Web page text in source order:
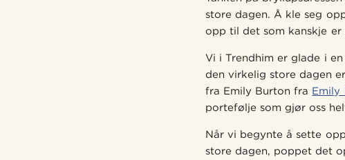
store dagen. Å kle seg
opp til det som kanskje er
Vi i Trendhim er glade i
den virkelig store dagen
fra Emily Burton fra Emily
portefølje som gjør oss
Når vi begynte å sette
store dagen, poppet det